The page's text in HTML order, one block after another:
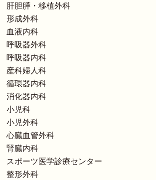
肝胆膵・移植外科
形成外科
血液内科
呼吸器外科
呼吸器内科
産科婦人科
循環器内科
消化器内科
小児科
小児外科
心臓血管外科
腎臓内科
スポーツ医学診療センター
整形外科